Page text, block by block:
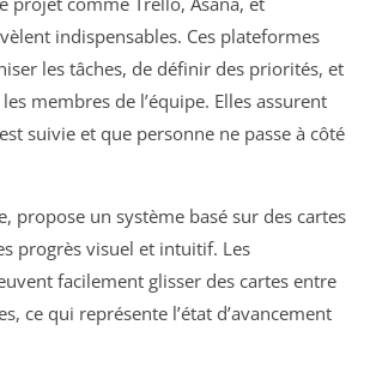
indispensables. Ces plateformes
les tâches, de définir des priorités, et
membres de l’équipe. Elles assurent
suivie et que personne ne passe à côté
propose un système basé sur des cartes
progrès visuel et intuitif. Les
facilement glisser des cartes entre
ce qui représente l’état d’avancement